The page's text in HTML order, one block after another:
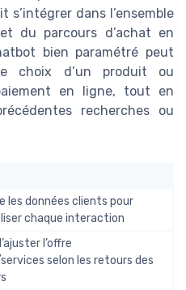
dans l’ensemble
du parcours d’achat en
bien paramétré peut
choix d’un produit ou
en ligne, tout en
recherches ou
les données clients pour
chaque interaction
l’offre
selon les retours des